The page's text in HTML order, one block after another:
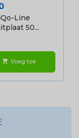
Line
50...
shopping_cart Voeg toe